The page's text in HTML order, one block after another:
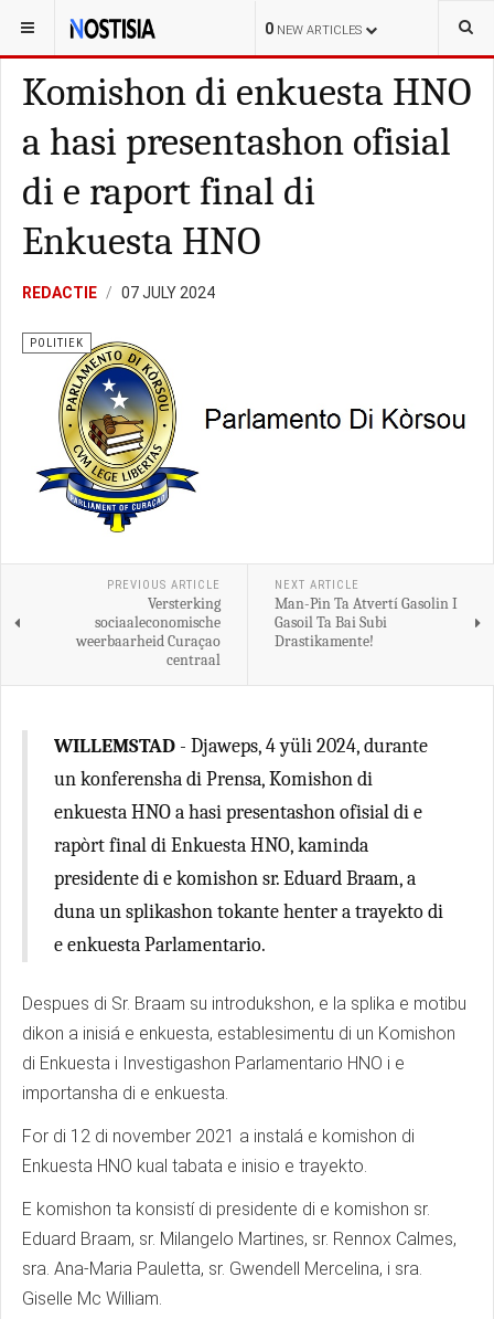
0 NEW ARTICLES
YOU ARE HERE: CURAÇAO POLITIEK
Komishon di enkuesta HNO
a hasi presentashon ofisial
di e raport final di
Enkuesta HNO
REDACTIE 07 JULY 2024
POLITIEK
PREVIOUS ARTICLE
Versterking
sociaaleconomische
weerbaarheid Curaçao
centraal
NEXT ARTICLE
Man-Pin Ta Atvertí Gasolin I
Gasoil Ta Bai Subi
Drastikamente!
WILLEMSTAD - Djaweps, 4 yüli 2024, durante
un konferensha di Prensa, Komishon di
enkuesta HNO a hasi presentashon ofisial di e
rapòrt final di Enkuesta HNO, kaminda
presidente di e komishon sr. Eduard Braam, a
duna un splikashon tokante henter a trayekto di
e enkuesta Parlamentario.
Despues di Sr. Braam su introdukshon, e la splika e motibu
dikon a inisiá e enkuesta, establesimentu di un Komishon
di Enkuesta i Investigashon Parlamentario HNO i e
importansha di e enkuesta.
For di 12 di november 2021 a instalá e komishon di
Enkuesta HNO kual tabata e inisio e trayekto.
E komishon ta konsistí di presidente di e komishon sr.
Eduard Braam, sr. Milangelo Martines, sr. Rennox Calmes,
sra. Ana-Maria Pauletta, sr. Gwendell Mercelina, i sra.
Giselle Mc William.